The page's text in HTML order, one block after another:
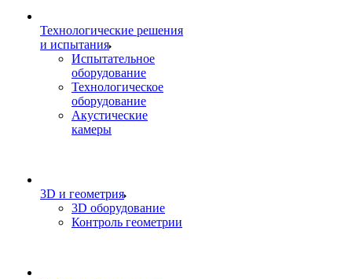
Технологические решения
и испытания
Испытательное
оборудование
Технологическое
оборудование
Акустические
камеры
3D и геометрия
3D оборудование
Контроль геометрии